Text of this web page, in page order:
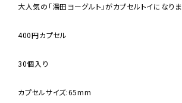
大人気の「湯田ヨーグルト」がカプセルトイになり
400円カプセル
30個入り
カプセルサイズ:65mm